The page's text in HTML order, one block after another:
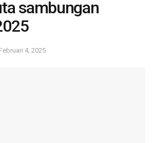
sambungan
Februari 4, 2025